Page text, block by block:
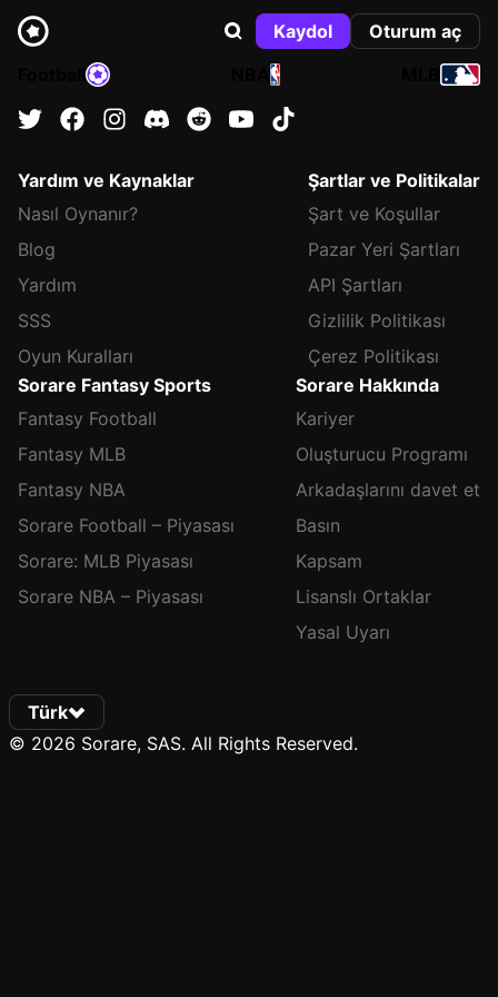
Kaydol
Oturum aç
NBA
Yardım ve Kaynaklar
Nasıl Oynanır?
Blog
Yardım
SSS
Oyun Kuralları
Şartlar ve Politikalar
Şart ve Koşullar
Pazar Yeri Şartları
API Şartları
Gizlilik Politikası
Çerez Politikası
Sorare Fantasy Sports
Fantasy Football
Fantasy MLB
Fantasy NBA
Sorare Football – Piyasası
Sorare: MLB Piyasası
Sorare NBA – Piyasası
Sorare Hakkında
Kariyer
Oluşturucu Programı
Arkadaşlarını davet et
Basın
Kapsam
Lisanslı Ortaklar
Yasal Uyarı
Türk
© 2026 Sorare, SAS. All Rights Reserved.